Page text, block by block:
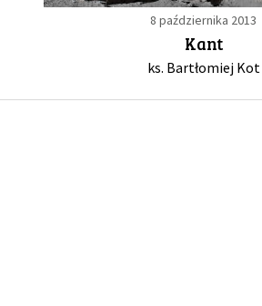
GALERIA
DRUŻYNA
8 października 2013
Kant
ks. Bartłomiej Kot